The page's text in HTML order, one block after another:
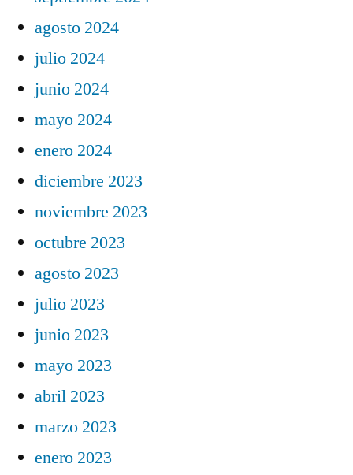
agosto 2024
julio 2024
junio 2024
mayo 2024
enero 2024
diciembre 2023
noviembre 2023
octubre 2023
agosto 2023
julio 2023
junio 2023
mayo 2023
abril 2023
marzo 2023
enero 2023